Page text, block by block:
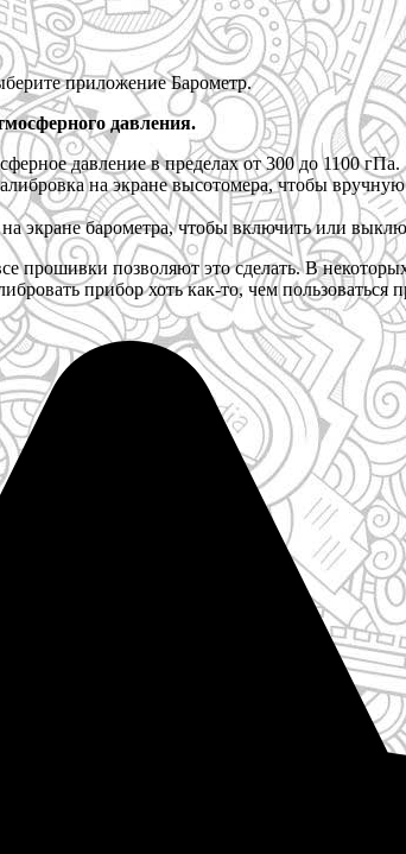
приложение Барометр.
давления.
давление в пределах от 300 до 1100 гПа.
на экране высотомера, чтобы
экране барометра, чтобы включить или
прошивки позволяют это сделать. В
прибор хоть как-то, чем